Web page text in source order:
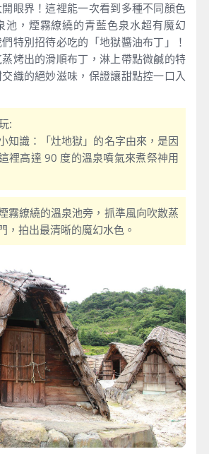
開眼界！這裡能一次看到多種不同顏色
池，煙霧繚繞的青藍色泉水超有魔幻
特別招待必吃的「地獄醬油布丁」！
烤出的滑順布丁，淋上帶點微鹹的特
織的絕妙滋味，保證讓甜點控一口入
:
知識：「灶地獄」的名字由來，是因
裡高達 90 度的溫泉噴氣來煮祭神用
霧繚繞的溫泉池旁，抓準風向吹散蒸
，拍出最清晰的魔幻水色。